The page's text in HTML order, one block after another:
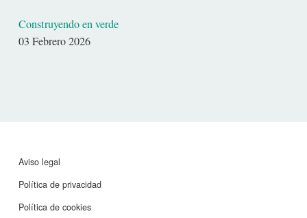
Construyendo en verde
Fecha03 Febrero 2026
Aviso legal
Política de privacidad
Política de cookies